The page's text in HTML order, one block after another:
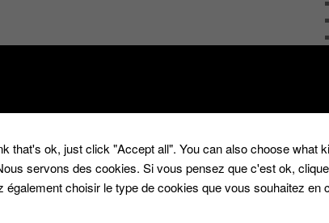
that's ok, just click "Accept all". You can also choose what
servons des cookies. Si vous pensez que c'est ok,
également choisir le type de cookies que vous souhaitez en